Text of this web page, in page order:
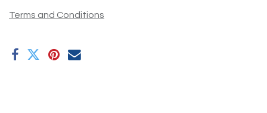
Terms and Conditions